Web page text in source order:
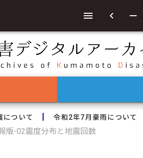
chevron_left remove
について 令和2年7月豪雨について
版-02震度分布と地震回数